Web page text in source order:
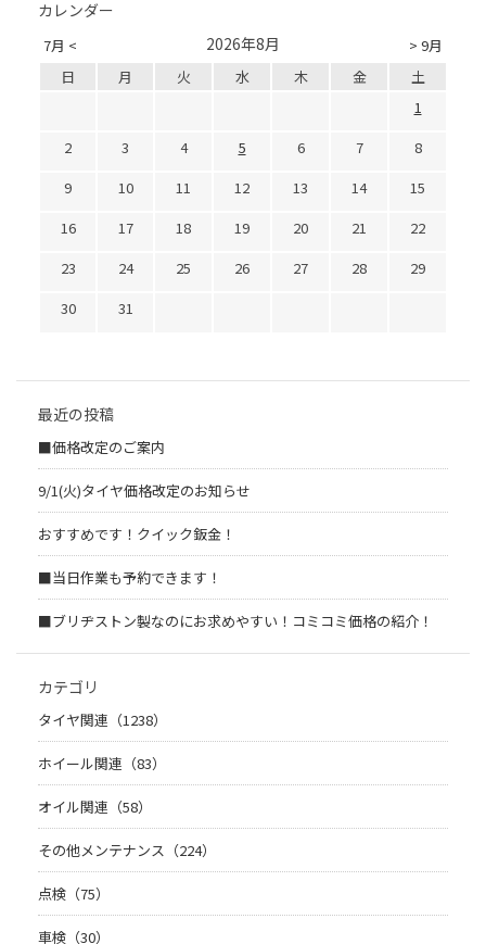
カレンダー
7月 < > 9月
2026年8月
日 月 火 水 木 金
土
1
2
3 4 5 6 7
8
9
10 11 12 13 14
15
16
17 18 19 20 21
22
23
24 25 26 27 28
29
30
31
最近の投稿
■価格改定のご案内
9/1(火)タイヤ価格改定のお知らせ
おすすめです！クイック鈑金！
■当日作業も予約できます！
■ブリヂストン製なのにお求めやすい！コミコミ価格の紹介！
カテゴリ
タイヤ関連（1238）
ホイール関連（83）
オイル関連（58）
その他メンテナンス（224）
点検（75）
車検（30）